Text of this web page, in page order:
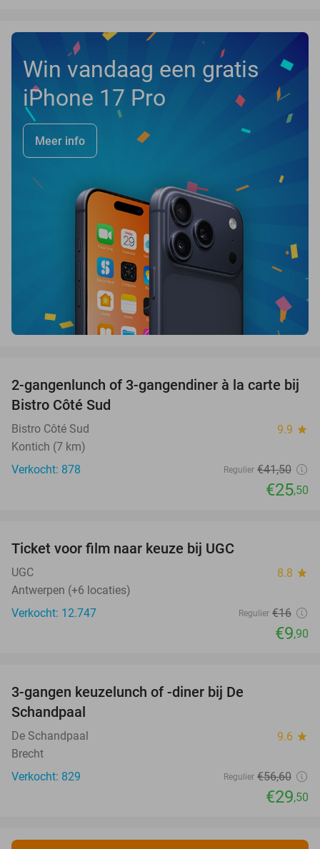
Win vandaag een gratis
iPhone 17 Pro
Meer info
39%
2-gangenlunch of 3-gangendiner à la carte bij
Bistro Côté Sud
Bistro Côté Sud 9.9 star
Kontich (7 km)
Verkocht: 878
Regulier €41,50
€25,50
Ticket voor film naar keuze bij UGC
UGC 8.8 star
Antwerpen (+6 locaties)
Verkocht: 12.747
Regulier €16
€9,90
3-gangen keuzelunch of -diner bij De
Schandpaal
De Schandpaal 9.6 star
Brecht
Verkocht: 829
Regulier €56,60
€29,50